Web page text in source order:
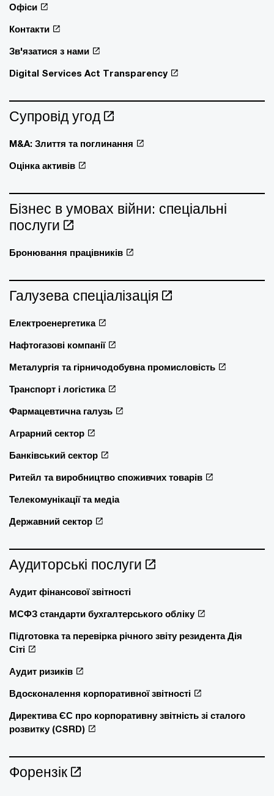
Офіси
Контакти
Зв'язатися з нами
Digital Services Act Transparency
Супровід угод
M&A: Злиття та поглинання
Оцінка активів
Бізнес в умовах війни: спеціальні
послуги
Бронювання працівників
Галузева спеціалізація
Електроенергетика
Нафтогазові компанії
Металургія та гірничодобувна промисловість
Транспорт і логістика
Фармацевтична галузь
Аграрний сектор
Банківський сектор
Ритейл та виробництво споживчих товарів
Телекомунікації та медіа
Державний сектор
Аудиторські послуги
Аудит фінансової звітності
МСФЗ стандарти бухгалтерського обліку
Підготовка та перевірка річного звіту резидента Дія
Сіті
Аудит ризиків
Вдосконалення корпоративної звітності
Директива ЄС про корпоративну звітність зі сталого
розвитку (CSRD)
Форензік